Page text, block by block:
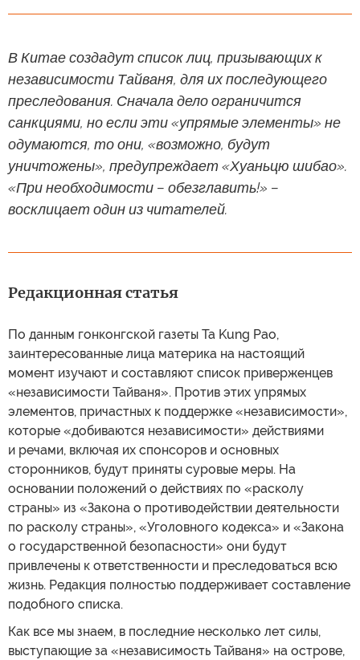
В Китае создадут список лиц, призывающих к
независимости Тайваня, для их последующего
преследования. Сначала дело ограничится
санкциями, но если эти «упрямые элементы» не
одумаются, то они, «возможно, будут
уничтожены», предупреждает «Хуаньцю шибао».
«При необходимости – обезглавить!» –
восклицает один из читателей.
Редакционная статья
По данным гонконгской газеты Ta Kung Pao,
заинтересованные лица материка на настоящий
момент изучают и составляют список приверженцев
«независимости Тайваня». Против этих упрямых
элементов, причастных к поддержке «независимости»,
которые «добиваются независимости» действиями
и речами, включая их спонсоров и основных
сторонников, будут приняты суровые меры. На
основании положений о действиях по «расколу
страны» из «Закона о противодействии деятельности
по расколу страны», «Уголовного кодекса» и «Закона
о государственной безопасности» они будут
привлечены к ответственности и преследоваться всю
жизнь. Редакция полностью поддерживает составление
подобного списка.
Как все мы знаем, в последние несколько лет силы,
выступающие за «независимость Тайваня» на острове,